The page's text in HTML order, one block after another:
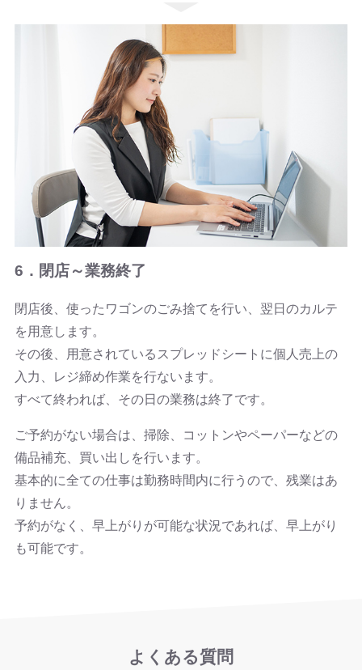
6．閉店～業務終了
閉店後、使ったワゴンのごみ捨てを行い、翌日のカルテ
を用意します。
その後、用意されているスプレッドシートに個人売上の
入力、レジ締め作業を行ないます。
すべて終われば、その日の業務は終了です。
ご予約がない場合は、掃除、コットンやペーパーなどの
備品補充、買い出しを行います。
基本的に全ての仕事は勤務時間内に行うので、残業はあ
りません。
予約がなく、早上がりが可能な状況であれば、早上がり
も可能です。
よくある質問